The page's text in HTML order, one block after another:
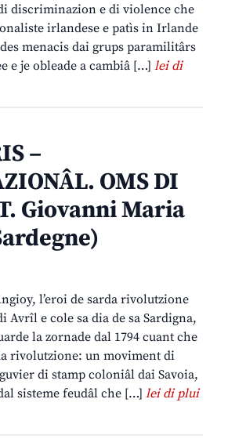
discriminazion e di violence che
irlandese e patìs in Irlande
menacis dai grups paramilitârs
e je obleade a cambiâ […] lei di
–
OMS DI
Giovanni Maria
l’eroi de sarda rivolutzione
Avrîl e cole sa dia de sa Sardigna,
la zornade dal 1794 cuant che
rivolutzione: un moviment di
di stamp coloniâl dai Savoia,
sisteme feudâl che […] lei di plui